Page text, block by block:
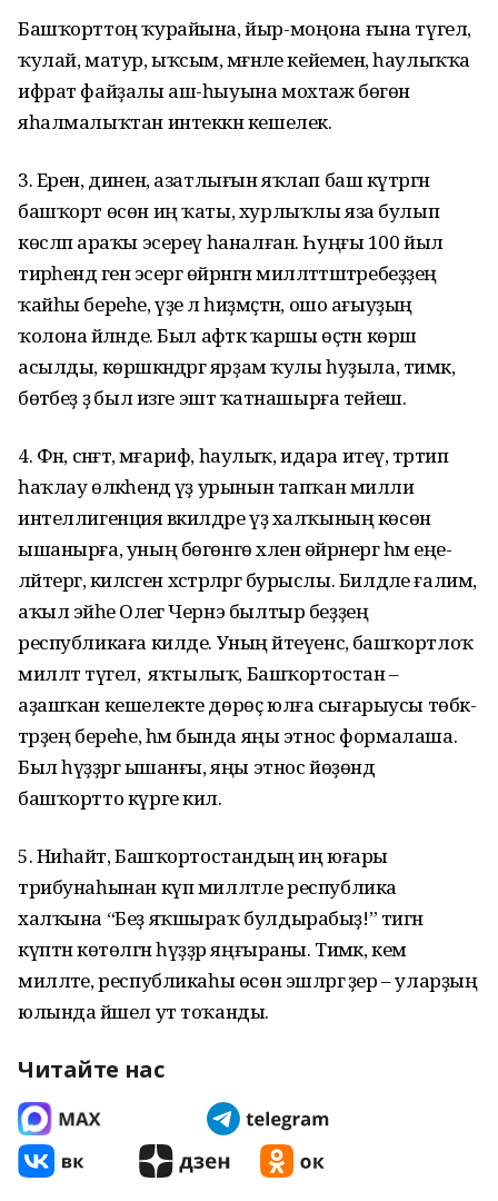
Башҡорттоң ҡурайына, йыр-мо­ңона ғына түгел, ә
ҡулай, матур, ыҡсым, мәғәнәле кейеменә, һаулыҡҡа
ифрат файҙалы аш-һыуына мохтаж бөгөн
яһалмалыҡтан интеккән кешелек.
3. Ерен, динен, азатлығын яҡлап баш күтәргән
башҡорт өсөн иң ҡаты, хурлыҡлы яза булып
көсләп араҡы эсереү һаналған. Һуңғы 100 йыл
тирәһендә генә эсергә өйрәнгән милләттәштәребеҙҙең
ҡайһы бе­реһе, үҙе лә һиҙмәҫтән, ошо ағыуҙың
ҡолона әйләнде. Был афәткә ҡаршы өҫтән көрәш
асылды, көрәшкәндәргә яр­ҙам ҡулы һуҙыла, тимәк,
бөтәбеҙ ҙә был изге эштә ҡатнашырға тейеш.
4. Фән, сәнғәт, мәғариф, һаулыҡ, ида­ра итеү, тәртип
һаҡлау өлкәһендә үҙ урынын тапҡан милли
интеллигенция вә­килдәре үҙ халҡының көсөнә
ышанырға, уның бөгөнгө хәлен өйрәнергә һәм еңе­
ләйтергә, киләсәген хәстәрләргә бурыс­лы. Билдәле ғалим,
аҡыл эйәһе Олег Чернэ былтыр беҙҙең
республикаға килде. Уның әйтеүенсә, башҡортлоҡ
мил­ләт түгел, ә яҡтылыҡ, Башҡортостан –
аҙашҡан кешелекте дөрөҫ юлға сы­ғарыусы төбәк­
тәрҙең береһе, һәм бында яңы этнос формалаша.
Был һүҙҙәргә ышанғы, яңы этнос йөҙөндә
башҡортто күрге килә.
5. Ниһайәт, Башҡортостандың иң юғары
трибунаһынан күп милләтле республика
халҡына “Беҙ яҡшыраҡ бул­дырабыҙ!” тигән
күптән көтөлгән һүҙҙәр яңғыраны. Тимәк, кем
милләте, рес­публикаһы өсөн эшләргә әҙер – уларҙың
юлында йәшел ут тоҡанды.
Читайте нас